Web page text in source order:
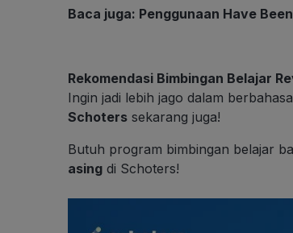
Baca juga: Penggunaan Have
Rekomendasi Bimbingan Belajar
Ingin jadi lebih jago dalam
Schoters sekarang juga!
Butuh program bimbingan belajar
asing di Schoters!